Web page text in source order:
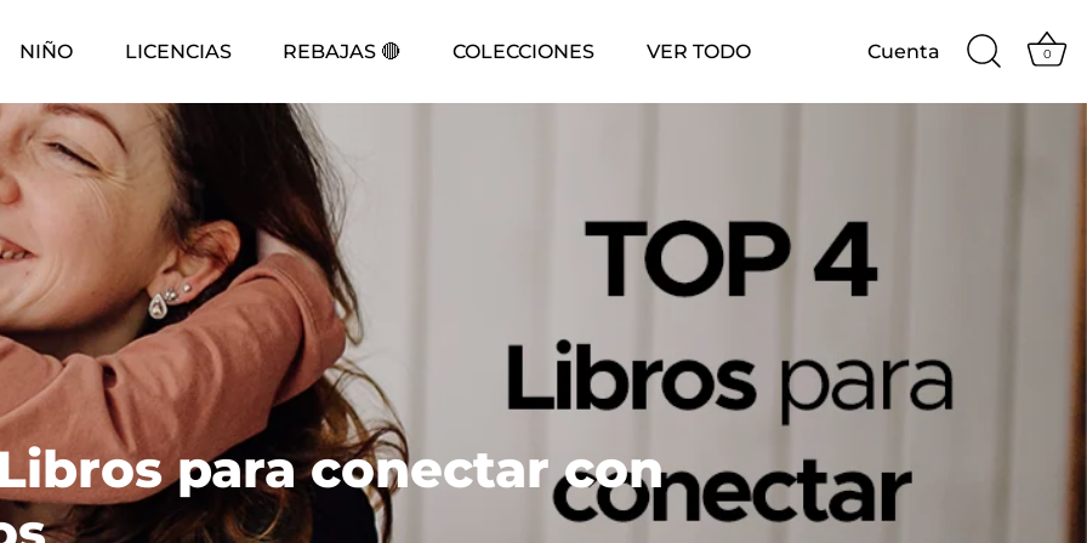
NIÑO LICENCIAS REBAJAS 🔴 COLECCIONES VER TODO Cuenta 0
para conectar con